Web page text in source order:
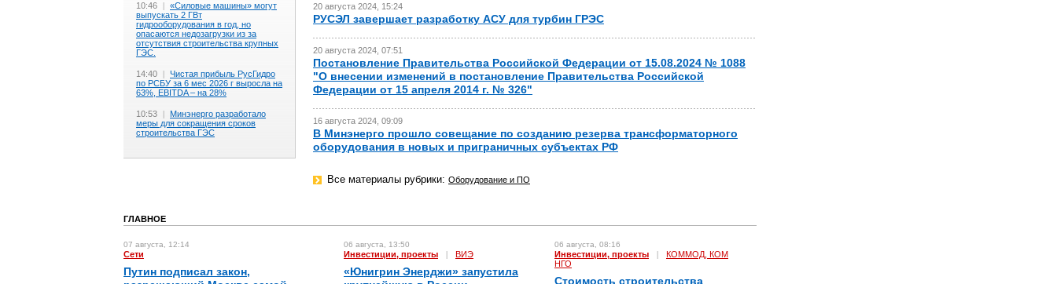
10:46 | «Силовые машины» могут
выпускать 2 ГВт
гидрооборудования в год, но
опасаются недозагрузки из за
отсутствия строительства крупных
ГЭС.
14:40 | Чистая прибыль РусГидро
по РСБУ за 6 мес 2026 г выросла на
63%, EBITDA – на 28%
10:53 | Минэнерго разработало
меры для сокращения сроков
строительства ГЭС
20 августа 2024, 15:24
РУСЭЛ завершает разработку АСУ для турбин ГРЭС
20 августа 2024, 07:51
Постановление Правительства Российской Федерации от 15.08.2024 № 1088
"О внесении изменений в постановление Правительства Российской
Федерации от 15 апреля 2014 г. № 326"
16 августа 2024, 09:09
В Минэнерго прошло совещание по созданию резерва трансформаторного
оборудования в новых и приграничных субъектах РФ
Все материалы рубрики: Оборудование и ПО
ГЛАВНОЕ
07 августа, 12:14
Сети
Путин подписал закон,
06 августа, 13:50
Инвестиции, проекты | ВИЭ
«Юнигрин Энерджи» запустила
06 августа, 08:16
Инвестиции, проекты |
КОММОД, КОМ
НГО
Стоимость строительства